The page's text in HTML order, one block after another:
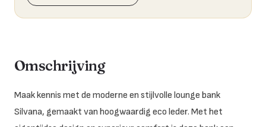
Omschrijving
Maak kennis met de moderne en stijlvolle lounge bank
Silvana, gemaakt van hoogwaardig eco leder. Met het